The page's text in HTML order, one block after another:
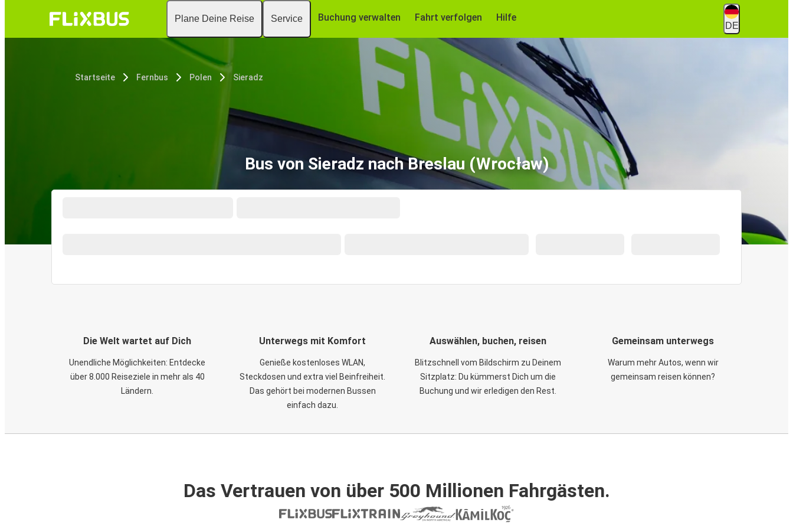
Plane Deine Reise Service Buchung verwalten Fahrt verfolgen Hilfe
DE
Startseite Fernbus Polen Sieradz
Bus von Sieradz nach Breslau (Wrocław)
Die Welt wartet auf Dich
Unendliche Möglichkeiten: Entdecke
über 8.000 Reiseziele in mehr als 40
Ländern.
Unterwegs mit Komfort
Genieße kostenloses WLAN,
Steckdosen und extra viel Beinfreiheit.
Das gehört bei modernen Bussen
einfach dazu.
Auswählen, buchen, reisen
Blitzschnell vom Bildschirm zu Deinem
Sitzplatz: Du kümmerst Dich um die
Buchung und wir erledigen den Rest.
Gemeinsam unterwegs
Warum mehr Autos, wenn wir
gemeinsam reisen können?
Das Vertrauen von über 500 Millionen Fahrgästen.